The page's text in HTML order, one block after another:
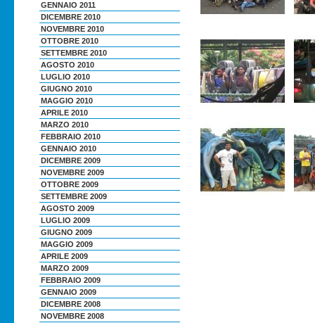
GENNAIO 2011
DICEMBRE 2010
NOVEMBRE 2010
OTTOBRE 2010
SETTEMBRE 2010
AGOSTO 2010
LUGLIO 2010
GIUGNO 2010
MAGGIO 2010
APRILE 2010
MARZO 2010
FEBBRAIO 2010
GENNAIO 2010
DICEMBRE 2009
NOVEMBRE 2009
OTTOBRE 2009
SETTEMBRE 2009
AGOSTO 2009
LUGLIO 2009
GIUGNO 2009
MAGGIO 2009
APRILE 2009
MARZO 2009
FEBBRAIO 2009
GENNAIO 2009
DICEMBRE 2008
NOVEMBRE 2008